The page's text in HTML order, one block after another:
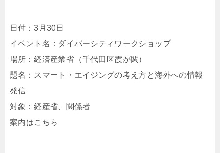
日付：3月30日
イベント名：ダイバーシティワークショップ
場所：経済産業省（千代田区霞が関）
題名：スマート・エイジングの考え方と海外への情報
発信
対象：経産省、関係者
案内はこちら